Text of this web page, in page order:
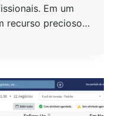
Em um
recurso precioso…